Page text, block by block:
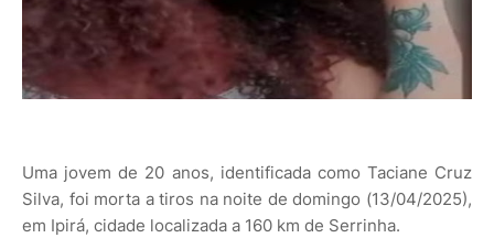
Uma jovem de 20 anos, identificada como Taciane Cruz
Silva, foi morta a tiros na noite de domingo (13/04/2025),
em Ipirá, cidade localizada a 160 km de Serrinha.